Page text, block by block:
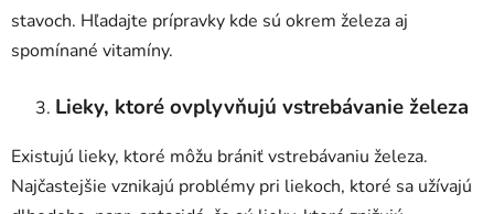
stavoch. Hľadajte prípravky kde sú okrem železa aj
spomínané vitamíny.
Lieky, ktoré ovplyvňujú vstrebávanie železa
Existujú lieky, ktoré môžu brániť vstrebávaniu železa.
Najčastejšie vznikajú problémy pri liekoch, ktoré sa užívajú